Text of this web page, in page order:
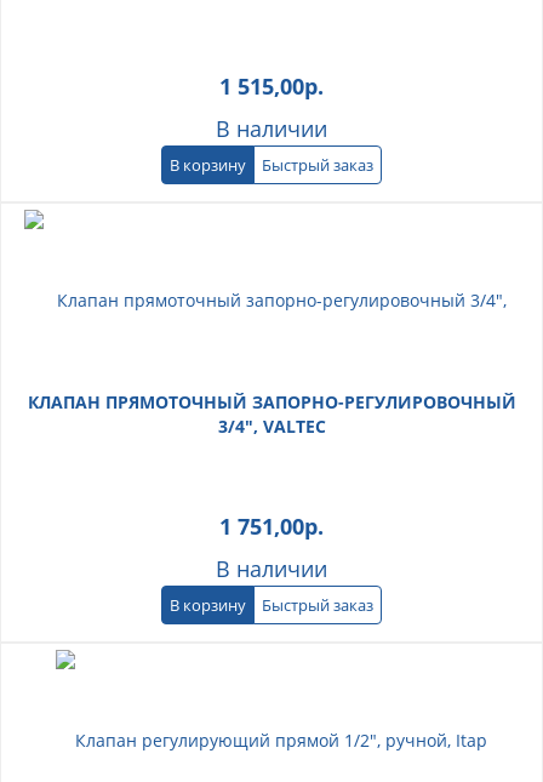
1 515,00р.
В наличии
В корзину Быстрый заказ
КЛАПАН ПРЯМОТОЧНЫЙ ЗАПОРНО-РЕГУЛИРОВОЧНЫЙ
3/4", VALTEC
1 751,00р.
В наличии
В корзину Быстрый заказ